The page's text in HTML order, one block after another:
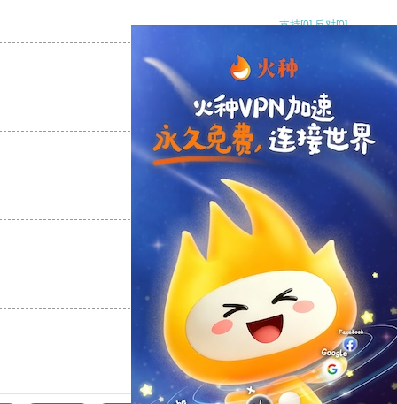
支持[0] 反对[0]
支持[0] 反对
支持
支持 反对 [0]